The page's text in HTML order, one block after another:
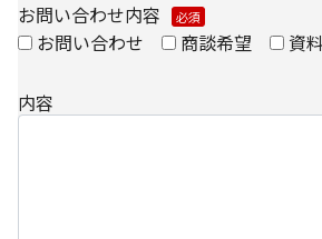
個人情報の取り扱いについて
お問い合わせ内容
お問い合わせ
商談希望 資
内容